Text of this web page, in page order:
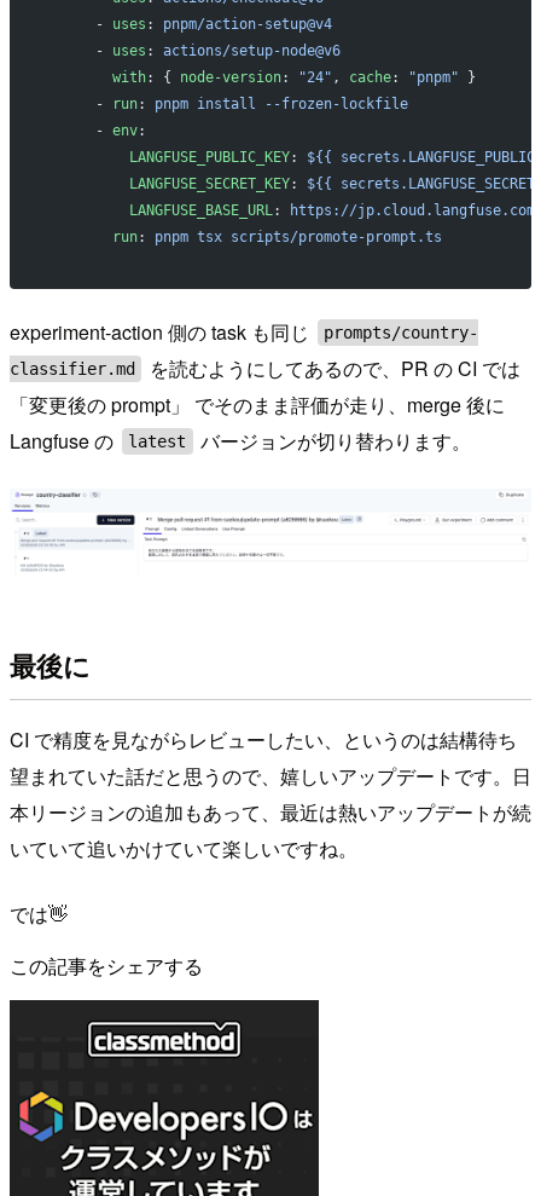
      -
uses : pnpm/action-setup@v4
      -
uses : actions/setup-node@v6
        with
: { node-version: "24" , cache: "pnpm" }
      -
run: pnpm install --frozen-lockfile
      -
env:
          LANGFUSE_PUBLIC_KEY
: ${{
          LANGFUSE_SECRET_KEY
: ${{
          LANGFUSE_BASE_URL
:
https://jp.cloud.langfuse.com
        run
: pnpm tsx scripts/promote-prompt.ts
experiment-action 側の task も同じ
prompts/country-
classifier.md
を読むようにしてあるので、PR の CI では
「変更後の prompt」 でそのまま評価が走り、merge 後に
Langfuse の
latest バージョンが切り替わります。
最後に
CI で精度を見ながらレビューしたい、というのは結構待ち
望まれていた話だと思うので、嬉しいアップデートです。日
本リージョンの追加もあって、最近は熱いアップデートが続
いていて追いかけていて楽しいですね。
では👋
この記事をシェアする